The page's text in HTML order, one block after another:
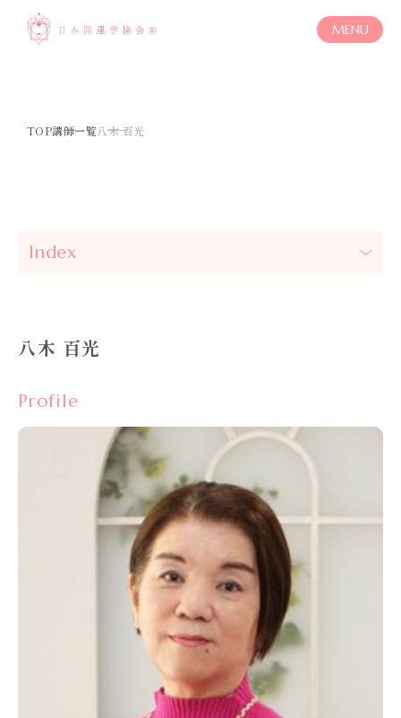
MENU
TOP講師一覧八木 百光
Index
八木 百光
Profile